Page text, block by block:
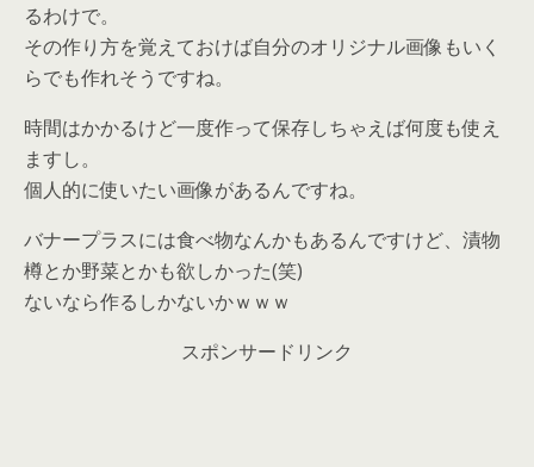
るわけで。
その作り方を覚えておけば自分のオリジナル画像もいく
らでも作れそうですね。
時間はかかるけど一度作って保存しちゃえば何度も使え
ますし。
個人的に使いたい画像があるんですね。
バナープラスには食べ物なんかもあるんですけど、漬物
樽とか野菜とかも欲しかった(笑)
ないなら作るしかないかｗｗｗ
スポンサードリンク